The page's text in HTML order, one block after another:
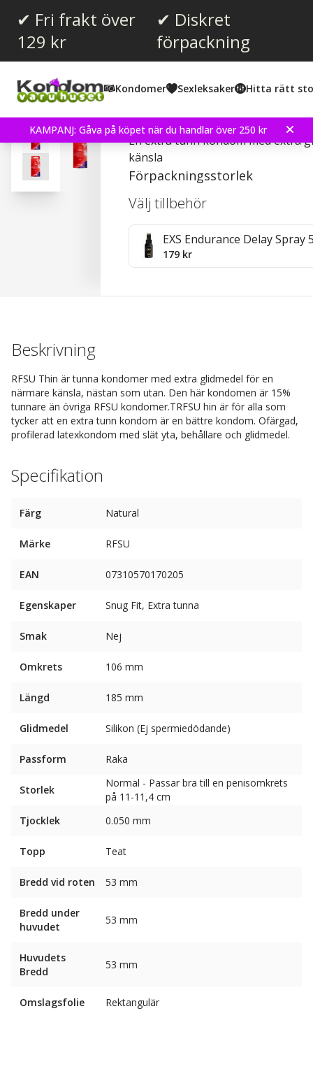
✔ Fri frakt över
129 kr
✔ Diskret
förpackning
Kondomer Sexleksaker Hitta rätt
KAMPANJ: Gåva på köpet när du handlar över 250 kr
Recensioner (23)
RFSU Thin - Kondomer
En extra tunn kondom med extra
känsla
Förpackningsstorlek
Välj tillbehör
EXS Endurance Delay Spray
179 kr
Beskrivning
RFSU Thin är tunna kondomer med extra glidmedel för en
närmare känsla, nästan som utan. Den här kondomen är 15%
tunnare än övriga RFSU kondomer.TRFSU hin är för alla som
tycker att en extra tunn kondom är en bättre kondom. Ofärgad,
profilerad latexkondom med slät yta, behållare och glidmedel.
Specifikation
Färg Natural
Märke RFSU
EAN 07310570170205
Egenskaper Snug Fit, Extra tunna
Smak Nej
Omkrets 106 mm
Längd 185 mm
Glidmedel Silikon (Ej spermiedödande)
Passform Raka
Storlek
Normal - Passar bra till en penisomkrets
på 11-11,4 cm
Tjocklek
0.050 mm
Topp Teat
Bredd vid roten 53 mm
Bredd under
huvudet
53 mm
Huvudets
Bredd
53 mm
Omslagsfolie Rektangulär